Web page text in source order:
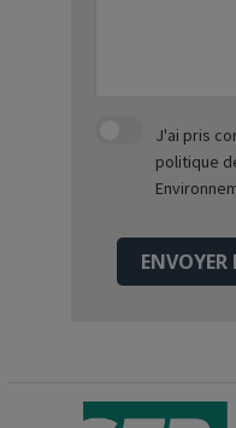
J'ai pris
politique